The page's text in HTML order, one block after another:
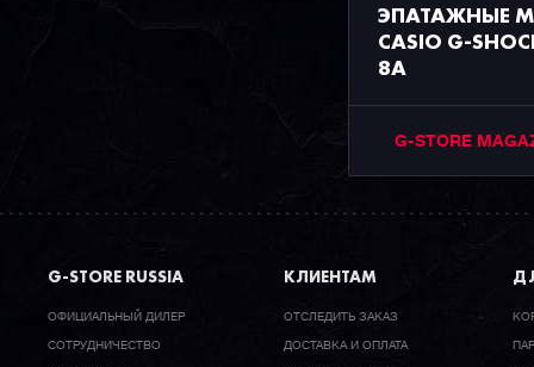
ЭПАТАЖНЫЕ
CASIO G-
8A
G-STORE
G-STORE RUSSIA
ОФИЦИАЛЬНЫЙ ДИЛЕР
CОТРУДНИЧЕСТВО
КЛИЕНТАМ
ОТСЛЕДИТЬ ЗАКАЗ
ДОСТАВКА И ОПЛАТА